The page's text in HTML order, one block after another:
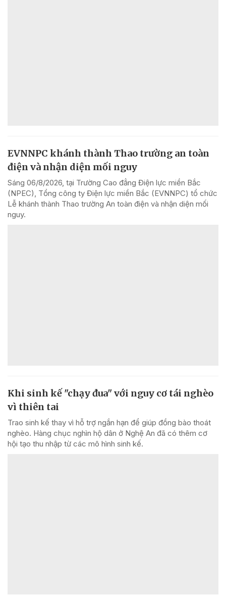
EVNNPC khánh thành Thao trường an toàn
điện và nhận diện mối nguy
Sáng 06/8/2026, tại Trường Cao đẳng Điện lực miền Bắc
(NPEC), Tổng công ty Điện lực miền Bắc (EVNNPC) tổ chức
Lễ khánh thành Thao trường An toàn điện và nhận diện mối
nguy.
Khi sinh kế "chạy đua" với nguy cơ tái nghèo
vì thiên tai
Trao sinh kế thay vì hỗ trợ ngắn hạn để giúp đồng bào thoát
nghèo. Hàng chục nghìn hộ dân ở Nghệ An đã có thêm cơ
hội tạo thu nhập từ các mô hình sinh kế.